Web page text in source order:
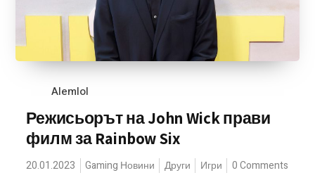
Alemlol
Режисьорът на John Wick прави
филм за Rainbow Six
20.01.2023 Gaming Новини Други Игри 0 Comments